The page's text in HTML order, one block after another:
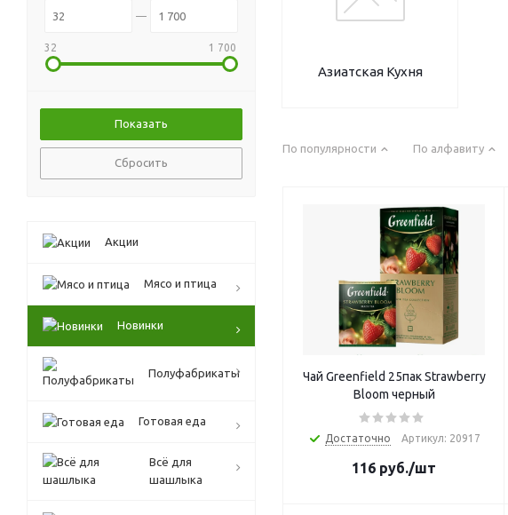
Азиатская Кухня
По популярности По алфавиту
Чай Greenfield 25пак Strawberry
Bloom черный
Достаточно Артикул: 20917
116 руб./шт
32 1 700
Сбросить
Акции
Mясо и птица
Новинки
Полуфабрикаты
Готовая еда
Всё для
шашлыка